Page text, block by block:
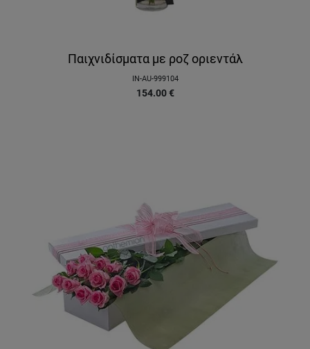
Παιχνιδίσματα με ροζ οριεντάλ
IN-AU-999104
154.00 €